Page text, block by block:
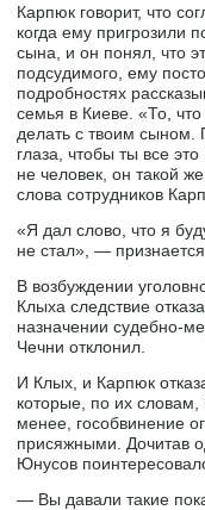
Карпюк говорит, что
когда ему пригрозили
сына, и он понял, что
подсудимого, ему
подробностях
семья в Киеве. «То,
делать с твоим сыном.
глаза, чтобы ты все
не человек, он такой
слова сотрудников
«Я дал слово, что я
не стал», — признается
В возбуждении
Клыха следствие
назначении судебно-
Чечни отклонил.
И Клых, и Карпюк
которые, по их
менее, гособвинение
присяжными. Дочитав
Юнусов
— Вы давали такие